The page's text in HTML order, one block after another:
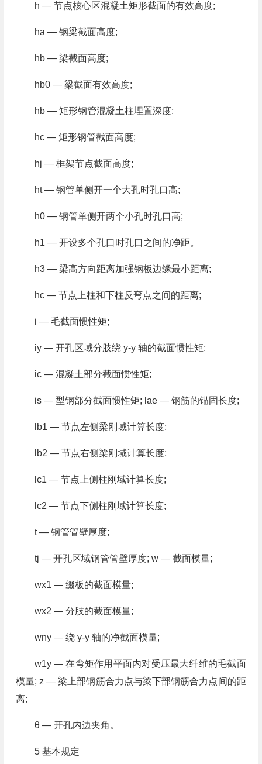
h — 节点核心区混凝土矩形截面的有效高度;
ha — 钢梁截面高度;
hb — 梁截面高度;
hb0 — 梁截面有效高度;
hb — 矩形钢管混凝土柱埋置深度;
hc — 矩形钢管截面高度;
hj — 框架节点截面高度;
ht — 钢管单侧开一个大孔时孔口高;
h0 — 钢管单侧开两个小孔时孔口高;
h1 — 开设多个孔口时孔口之间的净距。
h3 — 梁高方向距离加强钢板边缘最小距离;
hc — 节点上柱和下柱反弯点之间的距离;
i — 毛截面惯性矩;
iy — 开孔区域分肢绕 y-y 轴的截面惯性矩;
ic — 混凝土部分截面惯性矩;
is — 型钢部分截面惯性矩; lae — 钢筋的锚固长度;
lb1 — 节点左侧梁刚域计算长度;
lb2 — 节点右侧梁刚域计算长度;
lc1 — 节点上侧柱刚域计算长度;
lc2 — 节点下侧柱刚域计算长度;
t — 钢管管壁厚度;
tj — 开孔区域钢管管壁厚度; w — 截面模量;
wx1 — 缀板的截面模量;
wx2 — 分肢的截面模量;
wny — 绕 y-y 轴的净截面模量;
w1y — 在弯矩作用平面内对受压最大纤维的毛截面
模量; z — 梁上部钢筋合力点与梁下部钢筋合力点间的距
离;
θ — 开孔内边夹角。
5 基本规定